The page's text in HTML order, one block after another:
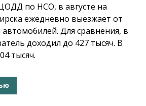
по НСО, в августе на
ежедневно выезжает от
автомобилей. Для сравнения, в
доходил до 427 тысяч. В
тысяч.